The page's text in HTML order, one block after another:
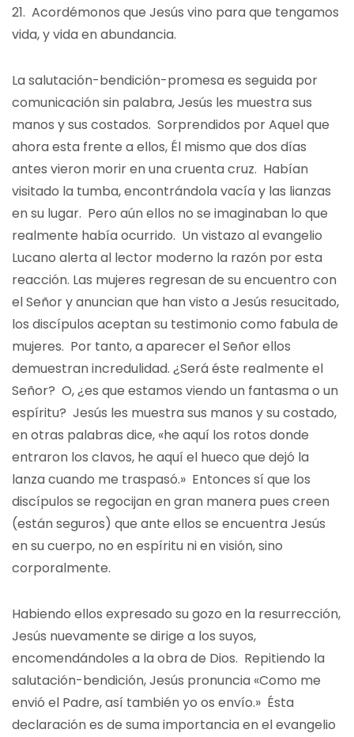
21. Acordémonos que Jesús vino para que tengamos
vida, y vida en abundancia.
La salutación-bendición-promesa es seguida por
comunicación sin palabra, Jesús les muestra sus
manos y sus costados. Sorprendidos por Aquel que
ahora esta frente a ellos, Él mismo que dos días
antes vieron morir en una cruenta cruz. Habían
visitado la tumba, encontrándola vacía y las lianzas
en su lugar. Pero aún ellos no se imaginaban lo que
realmente había ocurrido. Un vistazo al evangelio
Lucano alerta al lector moderno la razón por esta
reacción. Las mujeres regresan de su encuentro con
el Señor y anuncian que han visto a Jesús resucitado,
los discípulos aceptan su testimonio como fabula de
mujeres. Por tanto, a aparecer el Señor ellos
demuestran incredulidad. ¿Será éste realmente el
Señor? O, ¿es que estamos viendo un fantasma o un
espíritu? Jesús les muestra sus manos y su costado,
en otras palabras dice, «he aquí los rotos donde
entraron los clavos, he aquí el hueco que dejó la
lanza cuando me traspasó.» Entonces sí que los
discípulos se regocijan en gran manera pues creen
(están seguros) que ante ellos se encuentra Jesús
en su cuerpo, no en espíritu ni en visión, sino
corporalmente.
Habiendo ellos expresado su gozo en la resurrección,
Jesús nuevamente se dirige a los suyos,
encomendándoles a la obra de Dios. Repitiendo la
salutación-bendición, Jesús pronuncia «Como me
envió el Padre, así también yo os envío.» Ésta
declaración es de suma importancia en el evangelio